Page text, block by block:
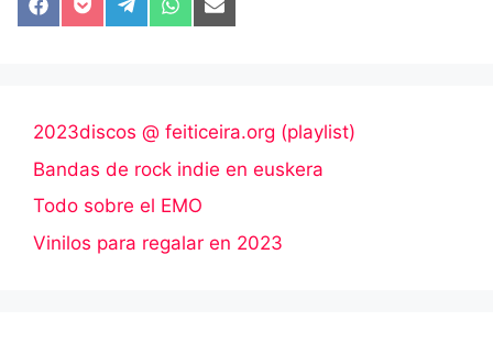
Compartir
en
Compartir
en
Compartir
en
Compartir
en
Compartir
en
2023discos @ feiticeira.org (playlist)
Bandas de rock indie en euskera
Todo sobre el EMO
Vinilos para regalar en 2023